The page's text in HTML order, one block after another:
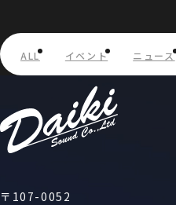
NEWS
SERVICE
COMPANY
ALL イベント ニュース
〒107-0052